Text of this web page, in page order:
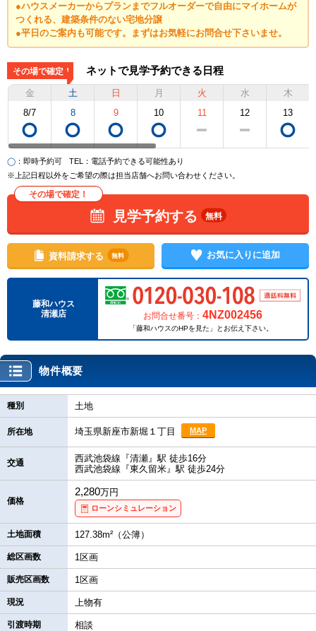
●ハウスメーカーからプランまでフルオーダーで自由にマイホームが
つくれる、建築条件のない宅地分譲
●平日のご案内も可能です。まずはお気軽にお問合せ下さいませ。
その場で確定！ ネットで見学予約できる日程
金
8/7
土
8
日
9
月
10
火
11
水
12
木
13
◯ ：即時予約可 TEL
：電話予約できる可能性あり
※上記日程以外をご希望の際は担当店舗へお問い合わせください。
その場で確定！
見学予約する 無料
資料請求する 無料 お気に入りに追加
藤和ハウス
清瀬店
お問合せ番号：4NZ002456
「藤和ハウスのHPを見た」とお伝え下さい。
物件概要
種別 土地
所在地 埼玉県新座市新堀１丁目 MAP
交通
西武池袋線『清瀬』駅 徒歩16分
西武池袋線『東久留米』駅 徒歩24分
価格
2,280万円
ローンシミュレーション
土地面積 127.38m²（公簿）
総区画数 1区画
販売区画数 1区画
現況 上物有
引渡時期 相談